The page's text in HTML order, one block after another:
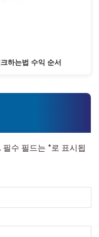
하는법 수익 순서
필수 필드는 *로 표시됩